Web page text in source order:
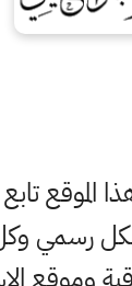
الموقع
رسمي